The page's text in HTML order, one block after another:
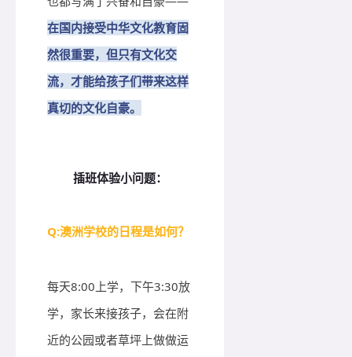
在国内接受中华文化教育固
然很重要，但只有文化交
流， 才能给孩子们带来这样
真切的文化自豪。
插班体验小问题：
Q:澳洲学校的日程是如何？
每天8:00上学，下午3:30放
学，家长来接孩子，会在附
近的公园或者草坪上做做运